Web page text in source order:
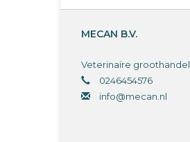
MECAN B.V.
Veterinaire groothandel
0246454576
info@mecan.nl